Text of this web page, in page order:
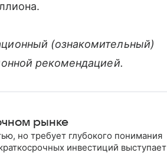
(ознакомительный)
рекомендацией.
рынке
но требует глубокого понимания
инвестиций выступает